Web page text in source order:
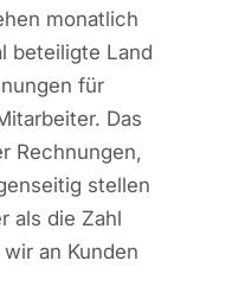
monatlich
beteiligte Land
für
Das
Rechnungen,
stellen
als die Zahl
an Kunden